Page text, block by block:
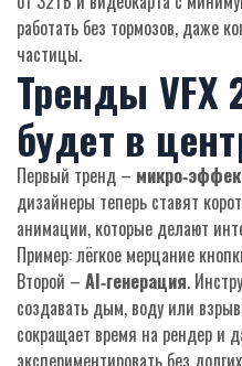
работать без тормозов, даже
частицы.
Тренды VFX
будет в
Первый тренд –
дизайнеры теперь ставят
анимации, которые делают
Пример: лёгкое мерцание
Второй – AI‑генерация.
создавать дым, воду или
сокращает время на рендер и
экспериментировать без